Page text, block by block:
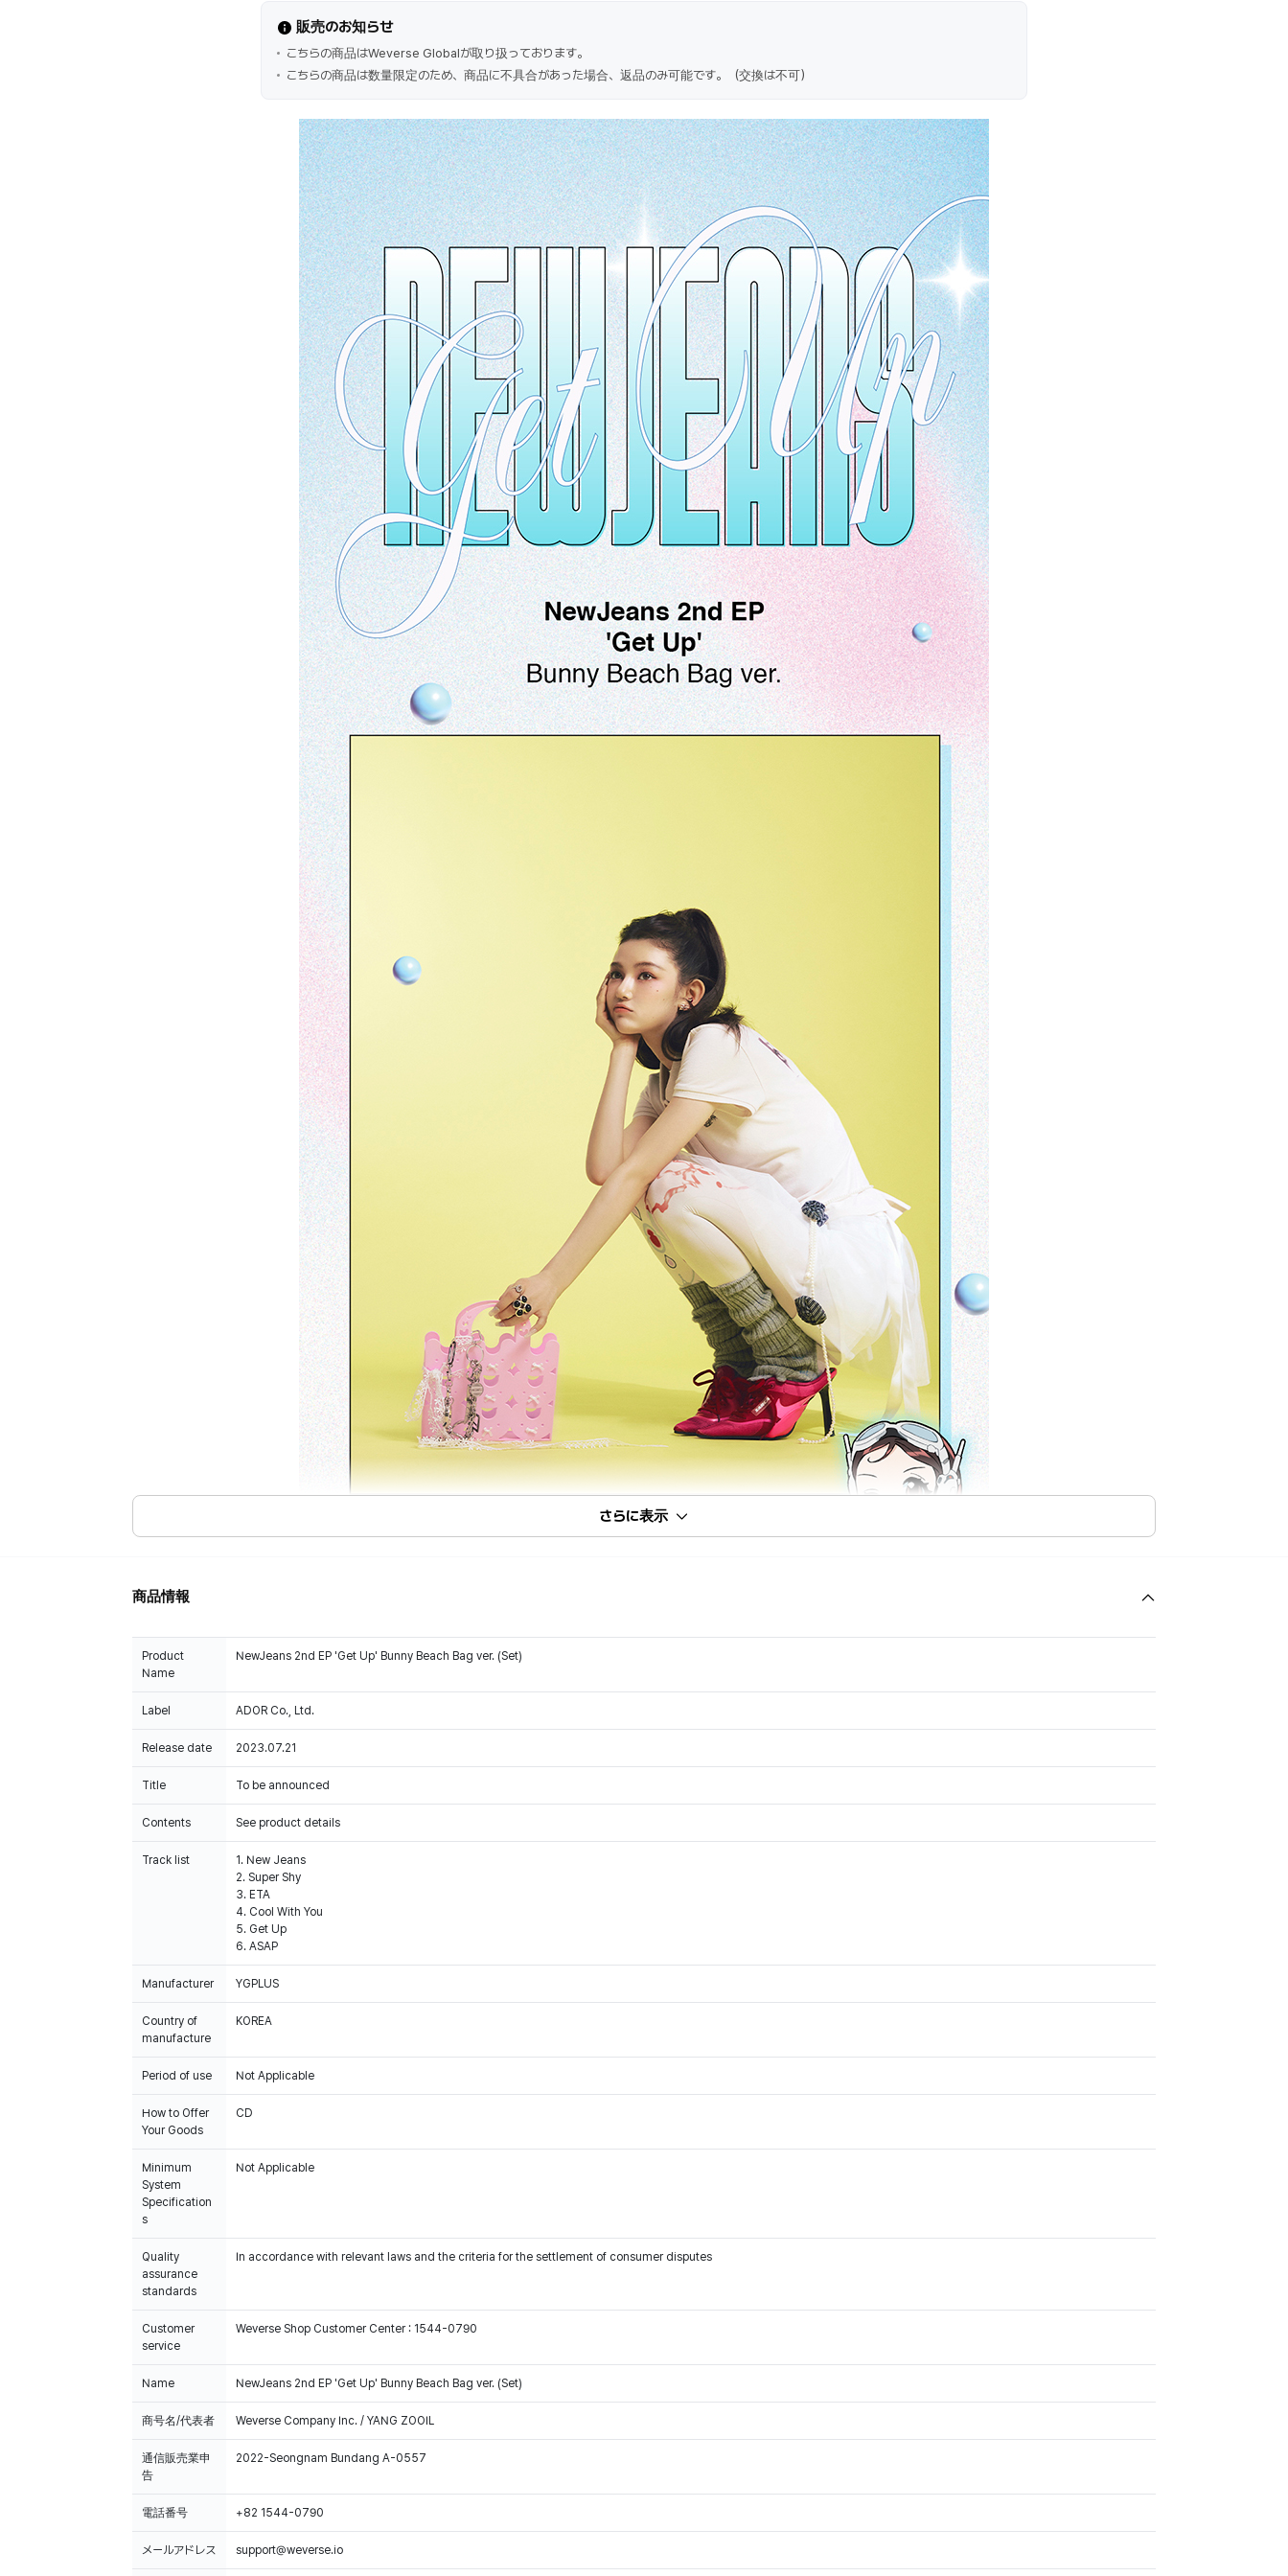
販売のお知らせ
こちらの商品はWeverse Globalが取り扱っております。
こちらの商品は数量限定のため、商品に不具合があった場合、返品のみ可能です。（交換は不可）
さらに表示
商品情報
Product
Name
NewJeans 2nd EP 'Get Up' Bunny Beach Bag ver. (Set)
Label ADOR Co., Ltd.
Release date 2023.07.21
Title To be announced
Contents See product details
Track list
1. New Jeans
2. Super Shy
3. ETA
4. Cool With You
5. Get Up
6. ASAP
Manufacturer YGPLUS
Country of
manufacture
KOREA
Period of use Not Applicable
How to Offer
Your Goods
CD
Minimum
System
Specification
s
Not Applicable
Quality
assurance
standards
In accordance with relevant laws and the criteria for the settlement of consumer disputes
Customer
service
Weverse Shop Customer Center : 1544-0790
Name NewJeans 2nd EP 'Get Up' Bunny Beach Bag ver. (Set)
商号名/代表者 Weverse Company Inc. / YANG ZOOIL
通信販売業申
告
2022-Seongnam Bundang A-0557
電話番号 +82 1544-0790
メールアドレス support@weverse.io